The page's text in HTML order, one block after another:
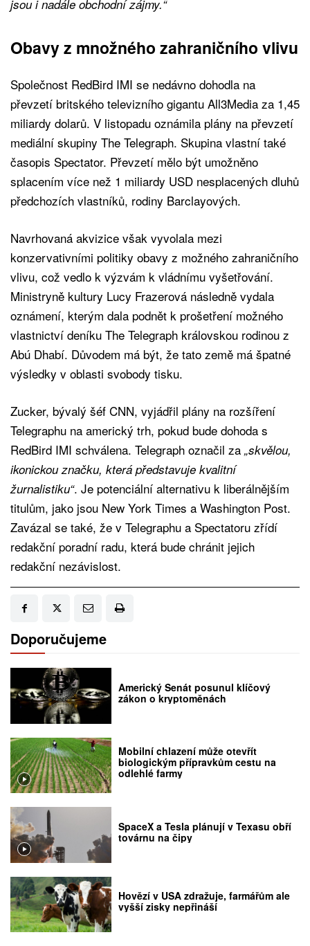
jsou i nadále obchodní zájmy.“
Obavy z množného zahraničního vlivu
Společnost RedBird IMI se nedávno dohodla na
převzetí britského televizního gigantu All3Media za 1,45
miliardy dolarů. V listopadu oznámila plány na převzetí
mediální skupiny The Telegraph. Skupina vlastní také
časopis Spectator. Převzetí mělo být umožněno
splacením více než 1 miliardy USD nesplacených dluhů
předchozích vlastníků, rodiny Barclayových.
Navrhovaná akvizice však vyvolala mezi
konzervativními politiky obavy z možného zahraničního
vlivu, což vedlo k výzvám k vládnímu vyšetřování.
Ministryně kultury Lucy Frazerová následně vydala
oznámení, kterým dala podnět k prošetření možného
vlastnictví deníku The Telegraph královskou rodinou z
Abú Dhabí. Důvodem má být, že tato země má špatné
výsledky v oblasti svobody tisku.
Zucker, bývalý šéf CNN, vyjádřil plány na rozšíření
Telegraphu na americký trh, pokud bude dohoda s
RedBird IMI schválena. Telegraph označil za „skvělou,
ikonickou značku, která představuje kvalitní
žurnalistiku“. Je potenciální alternativu k liberálnějším
titulům, jako jsou New York Times a Washington Post.
Zavázal se také, že v Telegraphu a Spectatoru zřídí
redakční poradní radu, která bude chránit jejich
redakční nezávislost.
Doporučujeme
Americký Senát posunul klíčový
zákon o kryptoměnách
Mobilní chlazení může otevřít
biologickým přípravkům cestu na
odlehlé farmy
SpaceX a Tesla plánují v Texasu obří
továrnu na čipy
Hovězí v USA zdražuje, farmářům ale
vyšší zisky nepřináší